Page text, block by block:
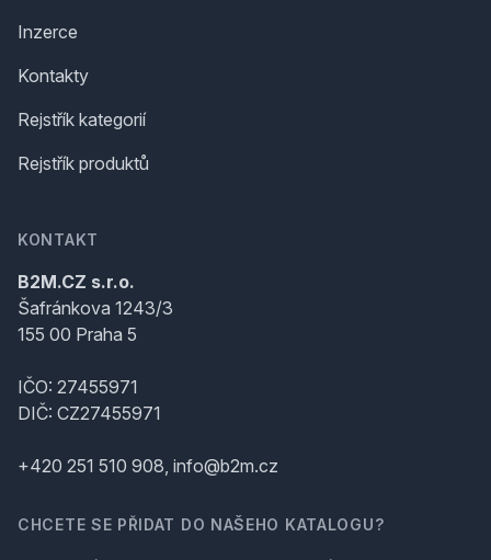
Inzerce
Kontakty
Rejstřík kategorií
Rejstřík produktů
KONTAKT
B2M.CZ s.r.o.
Šafránkova 1243/3
155 00 Praha 5
IČO: 27455971
DIČ: CZ27455971
+420 251 510 908, info@b2m.cz
CHCETE SE PŘIDAT DO NAŠEHO KATALOGU?